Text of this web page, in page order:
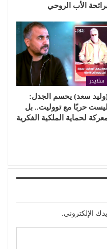
الأب الروحي
سلايدر
سعد) يحسم الجدل:
ليست حربًا مع تووليت.. بل
لحماية الملكية الفكرية
الإلكتروني.